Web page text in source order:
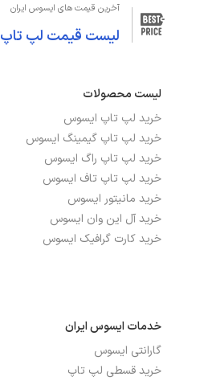
آخرین قیمت های ایسوس ایران
لیست قیمت لپ تاپ
لیست محصولات
خرید لپ تاپ ایسوس
خرید لپ تاپ گیمینگ ایسوس
خرید لپ تاپ راگ ایسوس
خرید لپ تاپ تاف ایسوس
خرید مانیتور ایسوس
خرید آل این وان ایسوس
خرید کارت گرافیک ایسوس
خدمات ایسوس ایران
گارانتی ایسوس
خرید قسطی لپ تاپ